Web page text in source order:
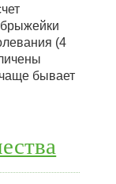
(4
бывает